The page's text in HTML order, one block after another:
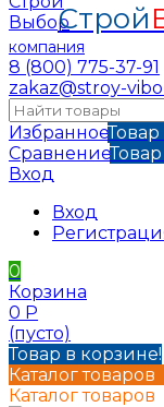
Строй
компания
8 (800) 775-37-91
zakaz@stroy-
Избранное
Сравнение
Вход
Вход
0
Корзина
0 Р
(пусто)
Товар в корзине!
Каталог товаров
Каталог товаров